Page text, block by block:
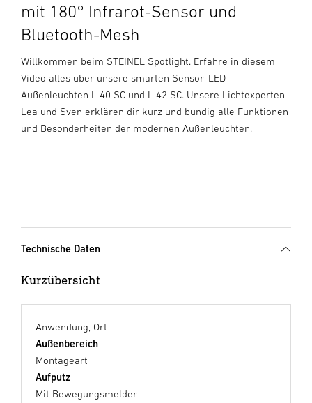
mit 180° Infrarot-Sensor und
Bluetooth-Mesh
Willkommen beim STEINEL Spotlight. Erfahre in diesem
Video alles über unsere smarten Sensor-LED-
Außenleuchten L 40 SC und L 42 SC. Unsere Lichtexperten
Lea und Sven erklären dir kurz und bündig alle Funktionen
und Besonderheiten der modernen Außenleuchten.
Technische Daten
Kurzübersicht
Anwendung, Ort
Außenbereich
Montageart
Aufputz
Mit Bewegungsmelder